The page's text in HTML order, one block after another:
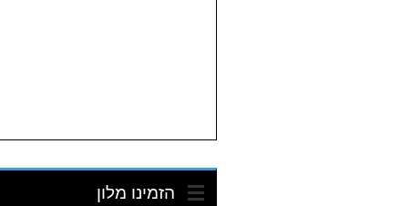
הזמינו מלון